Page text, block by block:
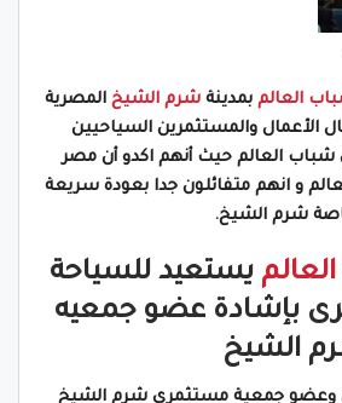
العالم بمدينة شرم الشيخ المصرية
الأعمال والمستثمرين السياحيين
شباب العالم حيث أنهم اكدو أن مصر
و انهم متفائلون جدا بعودة سريعة
شرم الشيخ.
يستعيد للسياحة
بإشادة عضو جمعيه
الشيخ
وعضو جمعية مستثمري شرم الشيخ